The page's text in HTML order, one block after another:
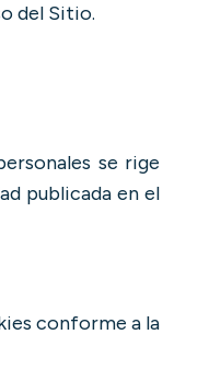
del Sitio.
se rige
publicada en el
conforme a la